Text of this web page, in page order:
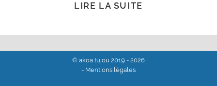
LIRE LA SUITE
© akoa tujou 2019 - 2026
- Mentions légales